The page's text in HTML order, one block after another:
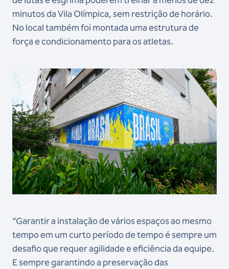
minutos da Vila Olímpica, sem restrição de horário.
No local também foi montada uma estrutura de
força e condicionamento para os atletas.
“Garantir a instalação de vários espaços ao mesmo
tempo em um curto período de tempo é sempre um
desafio que requer agilidade e eficiência da equipe.
E sempre garantindo a preservação das